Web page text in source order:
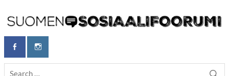
content
Maailmanparannuspäivät / Suomen
Sosiaalifoorumi
Maailmanparannuspäivät Lapinlahden Lähteellä, Helsingissä
26.–27.9.2026